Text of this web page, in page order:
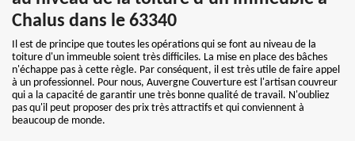
Chalus dans le 63340
Il est de principe que toutes les opérations qui se font au niveau de la
toiture d'un immeuble soient très difficiles. La mise en place des bâches
n'échappe pas à cette règle. Par conséquent, il est très utile de faire appel
à un professionnel. Pour nous, Auvergne Couverture est l'artisan couvreur
qui a la capacité de garantir une très bonne qualité de travail. N'oubliez
pas qu'il peut proposer des prix très attractifs et qui conviennent à
beaucoup de monde.